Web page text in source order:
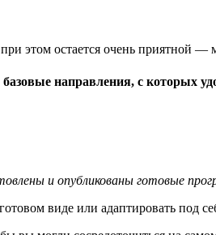
этом остается очень приятной
направления, с которых
и опубликованы готовые
виде или адаптировать под